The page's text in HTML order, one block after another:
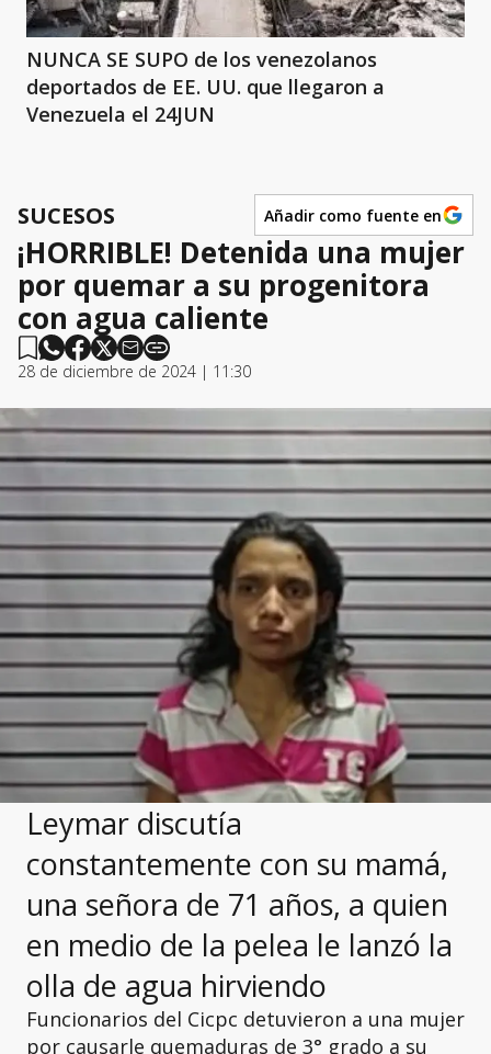
NUNCA SE SUPO de los venezolanos
deportados de EE. UU. que llegaron a
Venezuela el 24JUN
SUCESOS Añadir como fuente en
¡HORRIBLE! Detenida una mujer
por quemar a su progenitora
con agua caliente
28 de diciembre de 2024 | 11:30
Leymar discutía
constantemente con su mamá,
una señora de 71 años, a quien
en medio de la pelea le lanzó la
olla de agua hirviendo
Funcionarios del Cicpc detuvieron a una mujer
por causarle quemaduras de 3° grado a su